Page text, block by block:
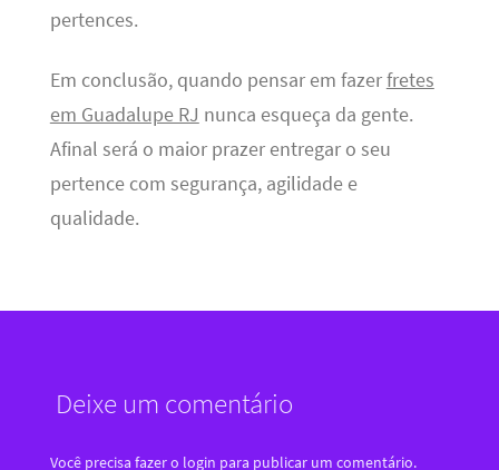
pertences.
Em conclusão, quando pensar em fazerfretes
em Guadalupe RJ nunca esqueça da gente.
Afinal será o maior prazer entregar o seu
pertence com segurança, agilidade e
qualidade.
Deixe um comentário
Você precisa fazer o login para publicar um comentário.